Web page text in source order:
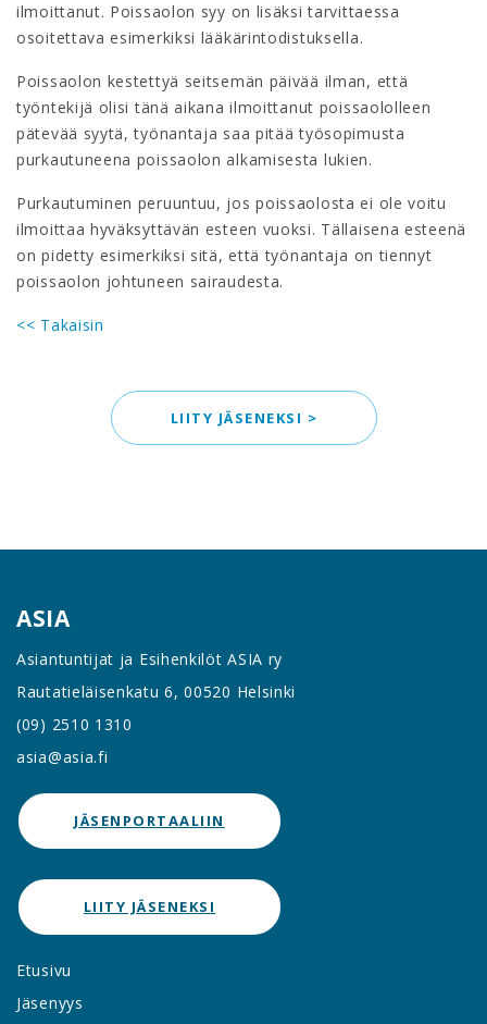
ilmoittanut. Poissaolon syy on lisäksi tarvittaessa
osoitettava esimerkiksi lääkärintodistuksella.
Poissaolon kestettyä seitsemän päivää ilman, että
työntekijä olisi tänä aikana ilmoittanut poissaololleen
pätevää syytä, työnantaja saa pitää työsopimusta
purkautuneena poissaolon alkamisesta lukien.
Purkautuminen peruuntuu, jos poissaolosta ei ole voitu
ilmoittaa hyväksyttävän esteen vuoksi. Tällaisena esteenä
on pidetty esimerkiksi sitä, että työnantaja on tiennyt
poissaolon johtuneen sairaudesta.
<< Takaisin
LIITY JÄSENEKSI >
ASIA
Asiantuntijat ja Esihenkilöt ASIA ry
Rautatieläisenkatu 6, 00520 Helsinki
(09) 2510 1310
asia@asia.fi
JÄSENPORTAALIIN
LIITY JÄSENEKSI
Etusivu
Jäsenyys